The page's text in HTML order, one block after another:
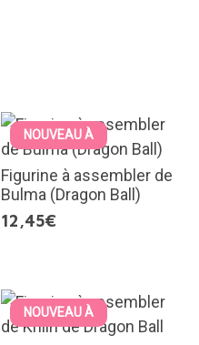
NOUVEAU À
Figurine à assembler de
Bulma (Dragon Ball)
12,45€
NOUVEAU À